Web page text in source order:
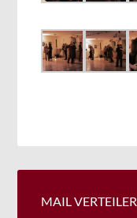
MAIL VERTEILER